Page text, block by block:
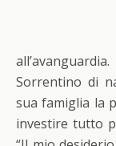
Sorrentino di
sua famiglia la
investire tutto